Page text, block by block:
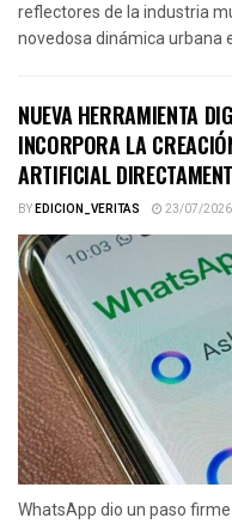
reflectores de la industria
novedosa dinámica urbana
NUEVA HERRAMIENTA
INCORPORA LA
ARTIFICIAL
BYEDICION_VERITAS 23/07/2026
WhatsApp dio un paso